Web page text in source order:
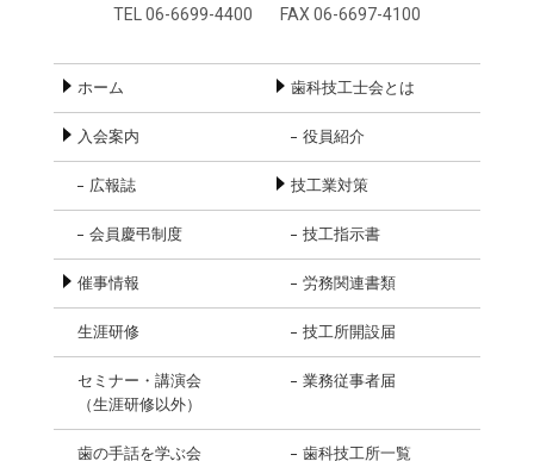
TEL 06-6699-4400
FAX 06-6697-4100
ホーム
入会案内
広報誌
会員慶弔制度
催事情報
生涯研修
セミナー・講演会
（生涯研修以外）
歯の手話を学ぶ会
歯科技工士会とは
役員紹介
技工業対策
技工指示書
労務関連書類
技工所開設届
業務従事者届
歯科技工所一覧